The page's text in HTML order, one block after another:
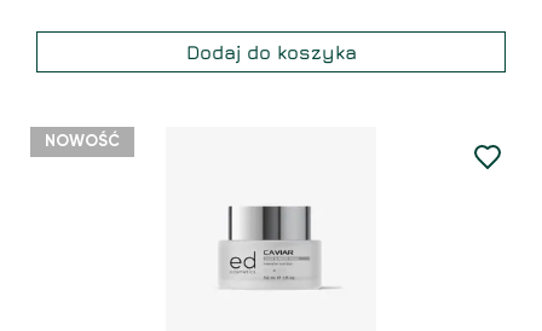
Dodaj do koszyka
NOWOŚĆ